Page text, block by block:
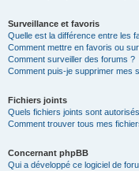
Surveillance et favoris
Quelle est la différence entre les
Comment mettre en favoris ou
Comment surveiller des forums ?
Comment puis-je supprimer mes
Fichiers joints
Quels fichiers joints sont
Comment trouver tous mes
Concernant phpBB
Qui a développé ce logiciel de